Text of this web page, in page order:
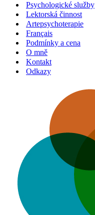
Psychologické služby
Lektorská činnost
Artepsychoterapie
Français
Podmínky a cena
O mně
Kontakt
Odkazy